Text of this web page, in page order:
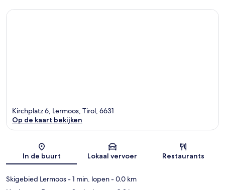
Kaart
Kirchplatz 6, Lermoos, Tirol, 6631
Op de kaart bekijken
In de buurt Lokaal vervoer Restaurants
Skigebied Lermoos- 1 min. lopen- 0.0 km